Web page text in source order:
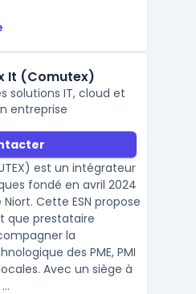
It (Comutex)
solutions IT, cloud et
entreprise
est un intégrateur
fondé en avril 2024
Cette ESN propose
que prestataire
la
des PME, PMI
Avec un siège à